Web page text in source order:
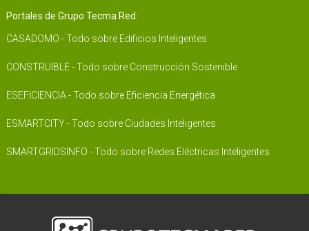
Portales de Grupo Tecma Red:
CASADOMO - Todo sobre Edificios Inteligentes
CONSTRUIBLE - Todo sobre Construcción Sostenible
ESEFICIENCIA - Todo sobre Eficiencia Energética
ESMARTCITY - Todo sobre Ciudades Inteligentes
SMARTGRIDSINFO - Todo sobre Redes Eléctricas Inteligentes